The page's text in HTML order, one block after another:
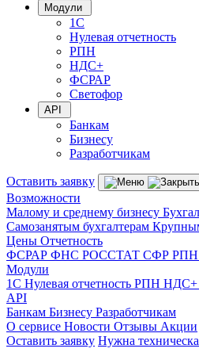
Модули
1С
Нулевая отчетность
РПН
НДС+
ФСРАР
Светофор
API
Банкам
Бизнесу
Разработчикам
Оставить заявку
Возможности
Малому и среднему бизнесу
Самозанятым бухгалтерам
Цены Отчетность
ФСРАР ФНС РОССТАТ СФР РПН
Модули
1С Нулевая отчетность РПН НДС+
API
Банкам Бизнесу Разработчикам
О сервисе Новости Отзывы Акции
Оставить заявку Нужна